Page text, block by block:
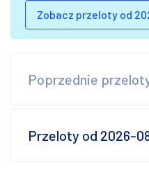
Zobacz przeloty od
Poprzednie
Przeloty od 2026-